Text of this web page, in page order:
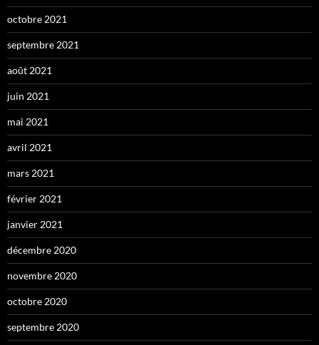
octobre 2021
septembre 2021
août 2021
juin 2021
mai 2021
avril 2021
mars 2021
février 2021
janvier 2021
décembre 2020
novembre 2020
octobre 2020
septembre 2020